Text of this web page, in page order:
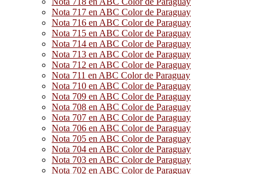
Nota 717 en ABC Color de Paraguay
Nota 716 en ABC Color de Paraguay
Nota 715 en ABC Color de Paraguay
Nota 714 en ABC Color de Paraguay
Nota 713 en ABC Color de Paraguay
Nota 712 en ABC Color de Paraguay
Nota 711 en ABC Color de Paraguay
Nota 710 en ABC Color de Paraguay
Nota 709 en ABC Color de Paraguay
Nota 708 en ABC Color de Paraguay
Nota 707 en ABC Color de Paraguay
Nota 706 en ABC Color de Paraguay
Nota 705 en ABC Color de Paraguay
Nota 704 en ABC Color de Paraguay
Nota 703 en ABC Color de Paraguay
Nota 702 en ABC Color de Paraguay